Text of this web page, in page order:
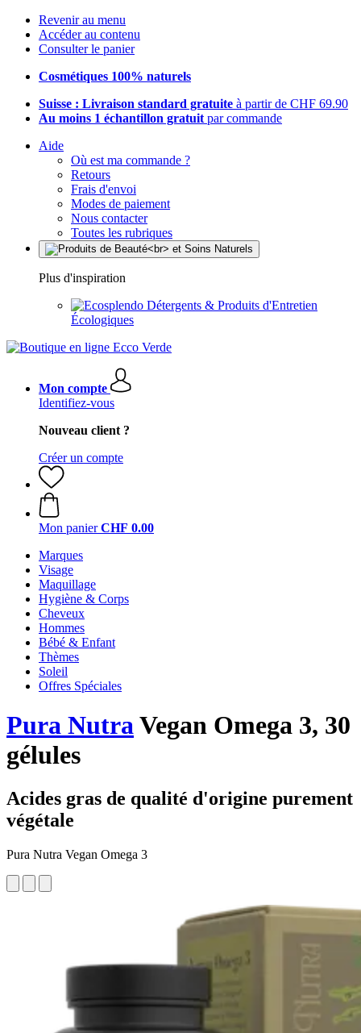
Revenir au menu
Accéder au contenu
Consulter le panier
Cosmétiques 100% naturels
Suisse : Livraison standard gratuite à partir de CHF 69.90
Au moins 1 échantillon gratuit par commande
Aide
Où est ma commande ?
Retours
Frais d'envoi
Modes de paiement
Nous contacter
Toutes les rubriques
Plus d'inspiration
Détergents & Produits d'Entretien
Écologiques
Mon compte
Identifiez-vous
Nouveau client ?
Créer un compte
Mon panier CHF 0.00
Marques
Visage
Maquillage
Hygiène & Corps
Cheveux
Hommes
Bébé & Enfant
Thèmes
Soleil
Offres Spéciales
Pura NutraVegan Omega 3, 30
gélules
Acides gras de qualité d'origine purement
végétale
Pura Nutra Vegan Omega 3